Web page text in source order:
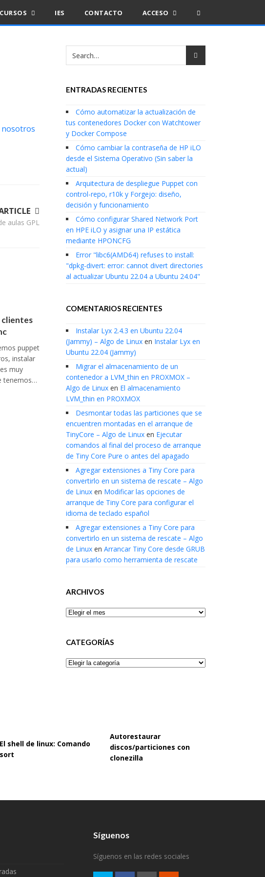
IES CONTACTO ACCESO
nosotros
aulas GPL
clientes
puppet
instalar
muy
tenemos…
ENTRADAS RECIENTES
Cómo automatizar la actualización de
tus contenedores Docker con Watchtower
y Docker Compose
Cómo cambiar la contraseña de HP iLO
desde el Sistema Operativo (Sin saber la
actual)
Arquitectura de despliegue Puppet con
control-repo, r10k y Forgejo: diseño,
decisión y funcionamiento
Cómo configurar Shared Network Port
en HPE iLO y asignar una IP estática
mediante HPONCFG
Error "libc6(AMD64) refuses to install:
"dpkg-divert: error: cannot divert directories
al actualizar Ubuntu 22.04 a Ubuntu 24.04"
COMENTARIOS RECIENTES
Instalar Lyx 2.4.3 en Ubuntu 22.04
(Jammy) – Algo de Linux en Instalar Lyx en
Ubuntu 22.04 (Jammy)
Migrar el almacenamiento de un
contenedor a LVM_thin en PROXMOX –
Algo de Linux en El almacenamiento
LVM_thin en PROXMOX
Desmontar todas las particiones que se
encuentren montadas en el arranque de
TinyCore – Algo de Linux en Ejecutar
comandos al final del proceso de arranque
de Tiny Core Pure o antes del apagado
Agregar extensiones a Tiny Core para
convertirlo en un sistema de rescate – Algo
de Linux en Modificar las opciones de
arranque de Tiny Core para configurar el
idioma de teclado español
Agregar extensiones a Tiny Core para
convertirlo en un sistema de rescate – Algo
de Linux en Arrancar Tiny Core desde GRUB
para usarlo como herramienta de rescate
ARCHIVOS
Archivos
CATEGORÍAS
Categorías
El shell de linux: Comando
sort
Autorestaurar
discos/particiones con
clonezilla
Síguenos
Síguenos en las redes sociales